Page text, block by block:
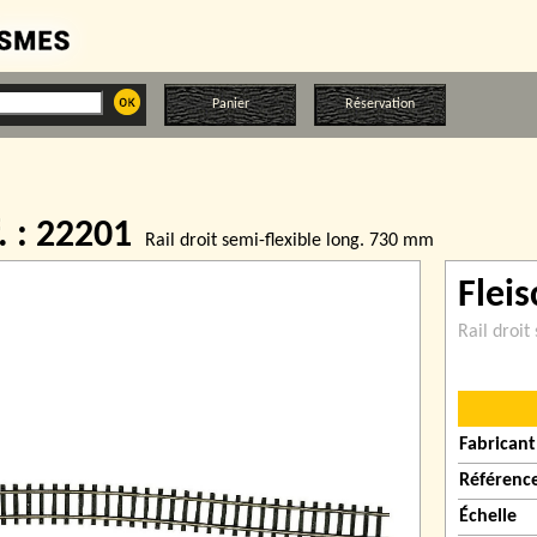
Panier Réservation
: 22201 Rail droit semi-flexible long. 730 mm
Rail droit
Fabricant
Échelle